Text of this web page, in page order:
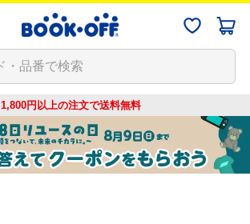
1,800円以上の注文で送料無料